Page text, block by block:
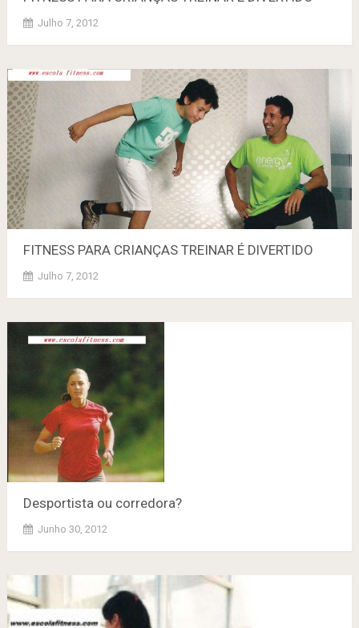
Julho 7, 2012
FITNESS PARA CRIANÇAS TREINAR É DlVERTIDO
Julho 7, 2012
Desportista ou corredora?
Junho 30, 2012